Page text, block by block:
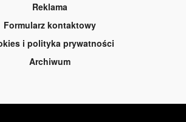
Reklama
Formularz kontaktowy
i polityka prywatności
Archiwum